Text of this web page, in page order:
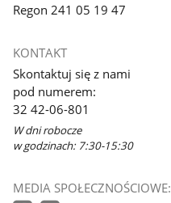
Regon 241 05 19 47
KONTAKT
Skontaktuj się z nami
pod numerem:
32 42-06-801
W dni robocze
w godzinach: 7:30-15:30
MEDIA SPOŁECZNOŚCIOWE: